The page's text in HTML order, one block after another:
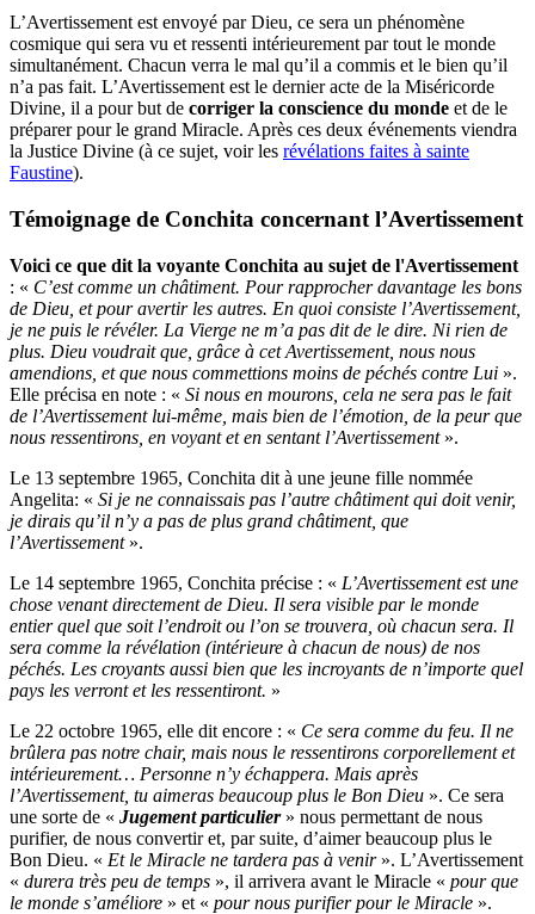
L’Avertissement est envoyé par Dieu, ce sera un phénomène
cosmique qui sera vu et ressenti intérieurement par tout le monde
simultanément. Chacun verra le mal qu’il a commis et le bien qu’il
n’a pas fait. L’Avertissement est le dernier acte de la Miséricorde
Divine, il a pour but de corriger la conscience du monde et de le
préparer pour le grand Miracle. Après ces deux événements viendra
la Justice Divine (à ce sujet, voir les révélations faites à sainte
Faustine).
Témoignage de Conchita concernant l’Avertissement
Voici ce que dit la voyante Conchita au sujet de l'Avertissement
: « C’est comme un châtiment. Pour rapprocher davantage les bons
de Dieu, et pour avertir les autres. En quoi consiste l’Avertissement,
je ne puis le révéler. La Vierge ne m’a pas dit de le dire. Ni rien de
plus. Dieu voudrait que, grâce à cet Avertissement, nous nous
amendions, et que nous commettions moins de péchés contre Lui ».
Elle précisa en note : « Si nous en mourons, cela ne sera pas le fait
de l’Avertissement lui-même, mais bien de l’émotion, de la peur que
nous ressentirons, en voyant et en sentant l’Avertissement».
Le 13 septembre 1965, Conchita dit à une jeune fille nommée
Angelita: « Si je ne connaissais pas l’autre châtiment qui doit venir,
je dirais qu’il n’y a pas de plus grand châtiment, que
l’Avertissement ».
Le 14 septembre 1965, Conchita précise : « L’Avertissement est une
chose venant directement de Dieu. Il sera visible par le monde
entier quel que soit l’endroit ou l’on se trouvera, où chacun sera. Il
sera comme la révélation (intérieure à chacun de nous) de nos
péchés. Les croyants aussi bien que les incroyants de n’importe quel
pays les verront et les ressentiront. »
Le 22 octobre 1965, elle dit encore : « Ce sera comme du feu. Il ne
brûlera pas notre chair, mais nous le ressentirons corporellement et
intérieurement… Personne n’y échappera. Mais après
l’Avertissement, tu aimeras beaucoup plus le Bon Dieu ». Ce sera
une sorte de « Jugement particulier» nous permettant de nous
purifier, de nous convertir et, par suite, d’aimer beaucoup plus le
Bon Dieu. « Et le Miracle ne tardera pas à venir». L’Avertissement
« durera très peu de temps », il arrivera avant le Miracle « pour que
le monde s’améliore » et « pour nous purifier pour le Miracle ».